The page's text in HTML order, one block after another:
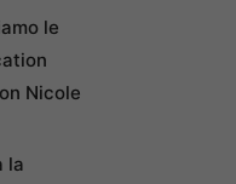
le
Nicole
la